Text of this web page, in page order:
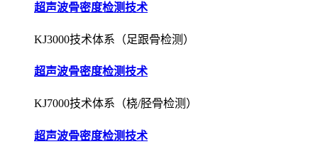
超声波骨密度检测技术
KJ3000技术体系（足跟骨检测）
超声波骨密度检测技术
KJ7000技术体系（桡/胫骨检测）
超声波骨密度检测技术